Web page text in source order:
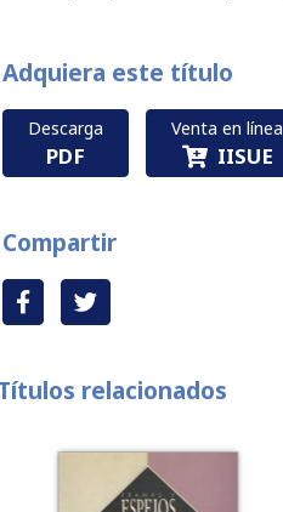
Adquiera este título
Descarga
PDF
Venta en línea
IISUE
Compartir
relacionados